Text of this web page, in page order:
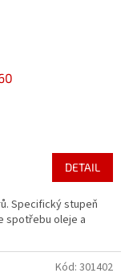
DETAIL
Specifický stupeň
spotřebu oleje a
Kód: 301402